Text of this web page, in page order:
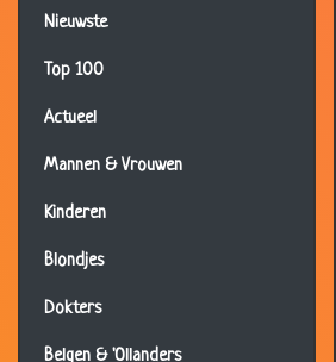
Nieuwste
Top 100
Actueel
Mannen & Vrouwen
Kinderen
Blondjes
Dokters
Belgen & 'Ollanders